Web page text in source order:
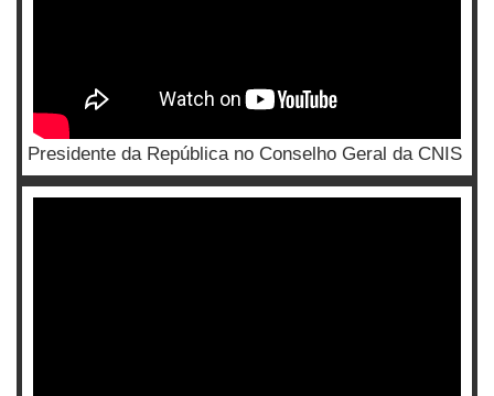
Presidente da República no Conselho Geral da CNIS